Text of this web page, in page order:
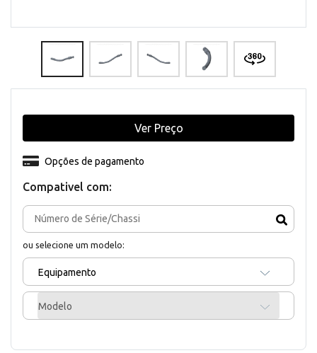
Compativel com:
ou selecione um modelo:
Equipamento
Modelo
Opções de pagamento
Ver Preço